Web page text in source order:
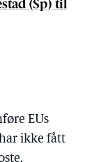
(Sp) til
EUs
ikke fått